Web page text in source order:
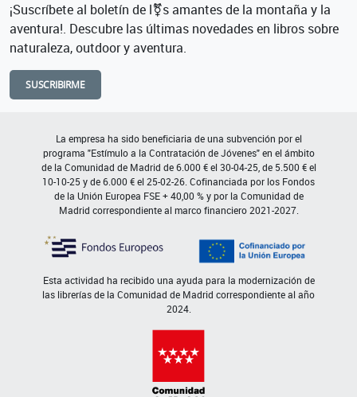
¡Suscríbete al boletín de l⚧s amantes de la montaña y la
aventura!. Descubre las últimas novedades en libros sobre
naturaleza, outdoor y aventura.
SUSCRIBIRME
La empresa ha sido beneficiaria de una subvención por el
programa "Estímulo a la Contratación de Jóvenes" en el ámbito
de la Comunidad de Madrid de 6.000 € el 30-04-25, de 5.500 € el
10-10-25 y de 6.000 € el 25-02-26. Cofinanciada por los Fondos
de la Unión Europea FSE + 40,00 % y por la Comunidad de
Madrid correspondiente al marco financiero 2021-2027.
Esta actividad ha recibido una ayuda para la modernización de
las librerías de la Comunidad de Madrid correspondiente al año
2024.